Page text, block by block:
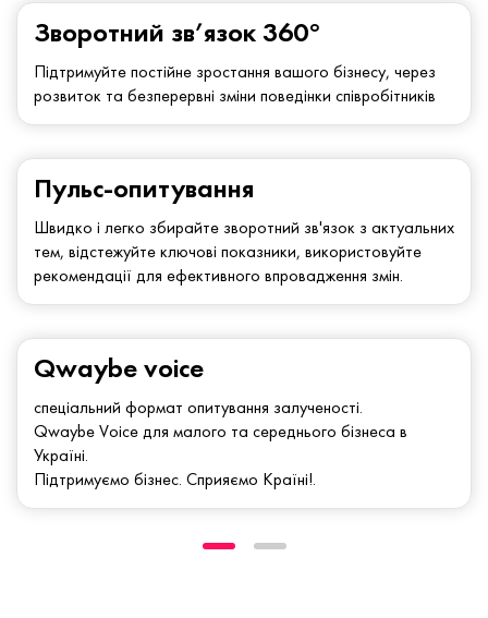
Зворотний зв’язок 360°
Підтримуйте постійне зростання вашого бізнесу, через
розвиток та безперервні зміни поведінки співробітників
Qwaybe voice
спеціальний формат опитування залученості.
Qwaybe Voice для малого та середнього бізнеса в
Україні.
Підтримуємо бізнес. Сприяємо Країні!.
Пульс-опитування
Швидко і легко збирайте зворотний зв'язок з актуальних
тем, відстежуйте ключові показники, використовуйте
рекомендації для ефективного впровадження змін.